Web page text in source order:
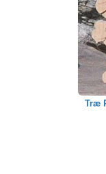
Træ